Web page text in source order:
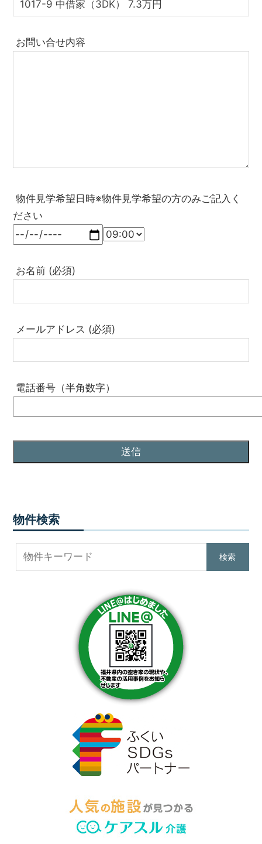
お問い合せ内容
物件見学希望日時※物件見学希望の方のみご記入く
ださい
お名前 (必須)
メールアドレス (必須)
電話番号（半角数字）
物件検索